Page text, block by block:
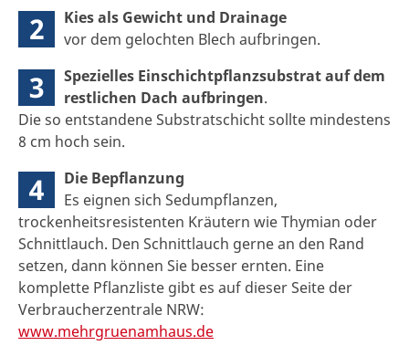
2
Kies als Gewicht und Drainage
vor dem gelochten Blech aufbringen.
3
Spezielles Einschichtpflanzsubstrat auf dem
restlichen Dach aufbringen.
Die so entstandene Substratschicht sollte mindestens
8 cm hoch sein.
4
Die Bepflanzung
Es eignen sich Sedumpflanzen,
trockenheitsresistenten Kräutern wie Thymian oder
Schnittlauch. Den Schnittlauch gerne an den Rand
setzen, dann können Sie besser ernten. Eine
komplette Pflanzliste gibt es auf dieser Seite der
Verbraucherzentrale NRW:
www.mehrgruenamhaus.de